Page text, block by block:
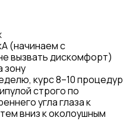
(начинаем с
вызвать дискомфорт)
зону
курс 8–10 процедур
строго по
угла глаза к
вниз к околоушным